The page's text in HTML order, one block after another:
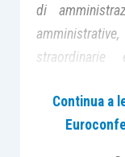
di
all’ingresso di
sarà dedicato
Continua a